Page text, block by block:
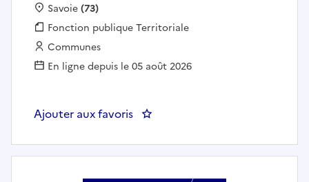
Localisation :
Savoie(73)
Fonction publique :
Fonction publique Territoriale
Employeur :
Communes
En ligne depuis le 05 août 2026
Ajouter aux favoris : DIRECTEUR DES